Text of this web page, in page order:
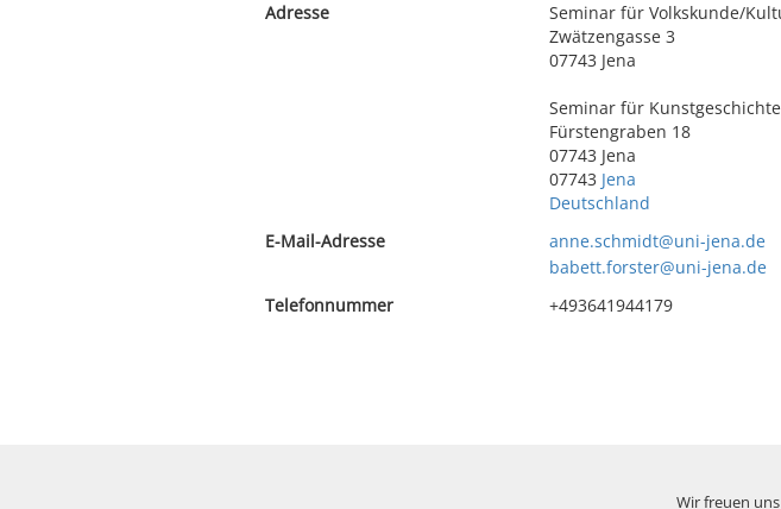
Adresse
Seminar für Volkskunde/
Zwätzengasse 3
07743 Jena
Seminar für
Fürstengraben 18
07743 Jena
07743 Jena
Deutschland
E-Mail-Adresse
anne.schmidt@uni-jena.de
babett.forster@uni-jena.de
Telefonnummer
+493641944179
Wir freuen